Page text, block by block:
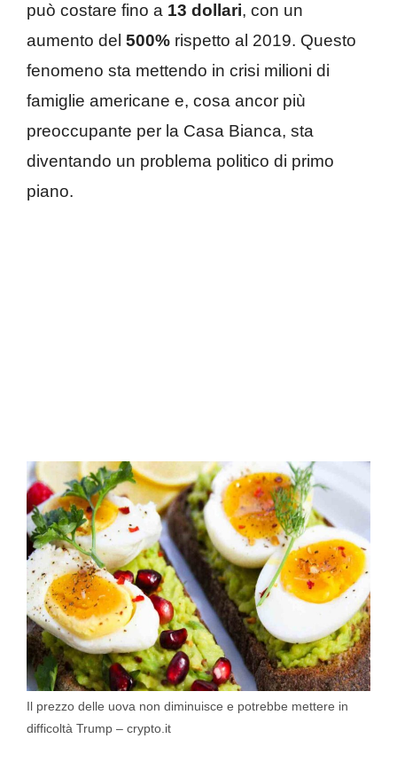
può costare fino a 13 dollari, con un
aumento del 500% rispetto al 2019. Questo
fenomeno sta mettendo in crisi milioni di
famiglie americane e, cosa ancor più
preoccupante per la Casa Bianca, sta
diventando un problema politico di primo
piano.
Il prezzo delle uova non diminuisce e potrebbe mettere in
difficoltà Trump – crypto.it